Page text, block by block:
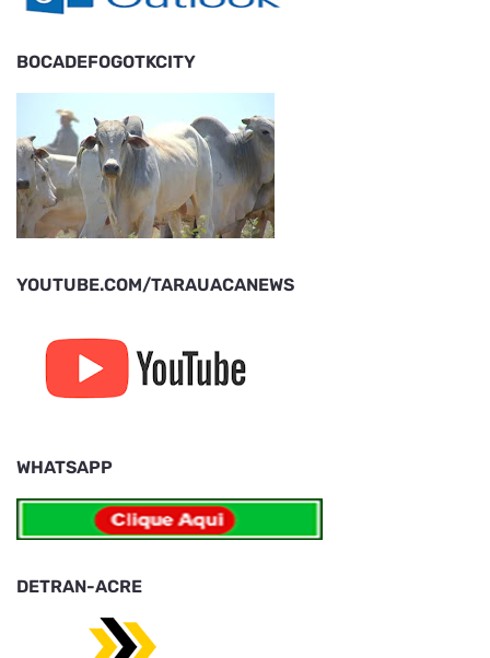
BOCADEFOGOTKCITY
YOUTUBE.COM/TARAUACANEWS
WHATSAPP
DETRAN-ACRE